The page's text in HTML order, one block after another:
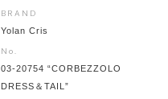
BRAND
Yolan Cris
No.
03-20754 “CORBEZZOLO
DRESS＆TAIL”